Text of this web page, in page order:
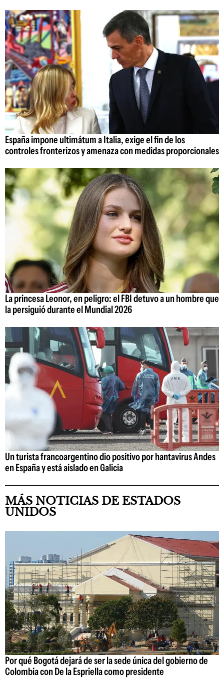
España impone ultimátum a Italia, exige el fin de los
controles fronterizos y amenaza con medidas proporcionales
La princesa Leonor, en peligro: el FBI detuvo a un hombre que
la persiguió durante el Mundial 2026
Un turista francoargentino dio positivo por hantavirus Andes
en España y está aislado en Galicia
MÁS NOTICIAS DE ESTADOS
UNIDOS
Por qué Bogotá dejará de ser la sede única del gobierno de
Colombia con De la Espriella como presidente